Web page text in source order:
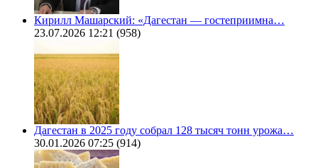
Кирилл Машарский: «Дагестан — гостеприимна…
23.07.2026 12:21 (958)
Дагестан в 2025 году собрал 128 тысяч тонн урожа…
30.01.2026 07:25 (914)